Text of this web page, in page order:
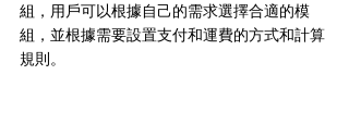
組，用戶可以根據自己的需求選擇合適的模
組，並根據需要設置支付和運費的方式和計算
規則。